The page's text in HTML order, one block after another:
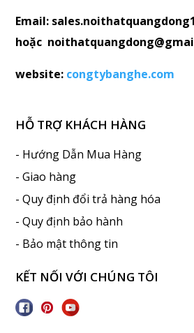
Email:
hoặc
website: congtybanghe.com
HỖ TRỢ KHÁCH HÀNG
- Hướng Dẫn Mua Hàng
- Giao hàng
- Quy định đổi trả hàng hóa
- Quy định bảo hành
- Bảo mật thông tin
KẾT NỐI VỚI CHÚNG TÔI